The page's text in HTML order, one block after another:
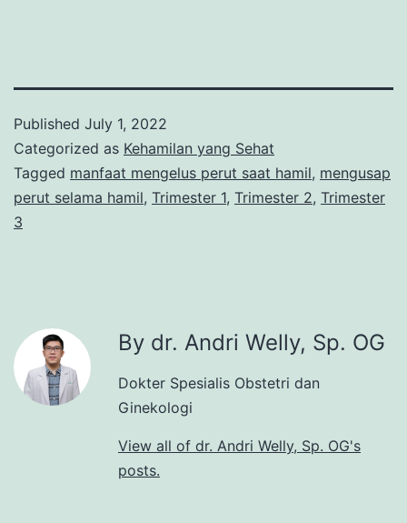
Published July 1, 2022
Categorized as Kehamilan yang Sehat
Tagged manfaat mengelus perut saat hamil, mengusap
perut selama hamil, Trimester 1, Trimester 2, Trimester
3
By dr. Andri Welly, Sp. OG
Dokter Spesialis Obstetri dan
Ginekologi
View all of dr. Andri Welly, Sp. OG's
posts.